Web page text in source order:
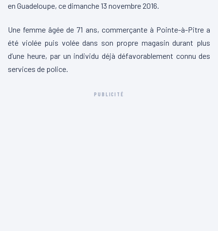
en Guadeloupe, ce dimanche 13 novembre 2016.
Une femme âgée de 71 ans, commerçante à Pointe-à-Pitre a
été violée puis volée dans son propre magasin durant plus
d’une heure, par un individu déjà défavorablement connu des
services de police.
PUBLICITÉ